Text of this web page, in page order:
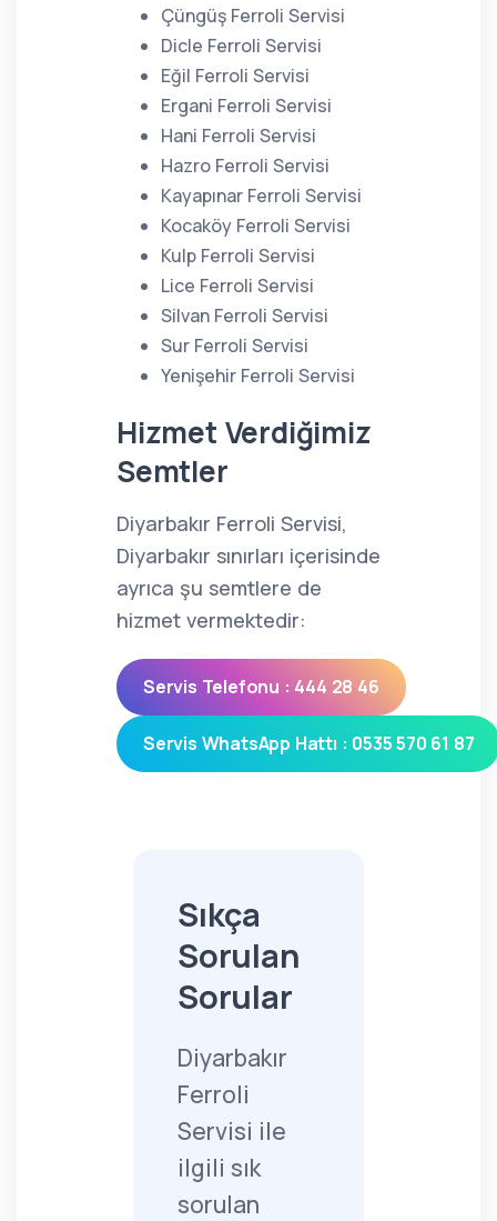
Çüngüş Ferroli Servisi
Dicle Ferroli Servisi
Eğil Ferroli Servisi
Ergani Ferroli Servisi
Hani Ferroli Servisi
Hazro Ferroli Servisi
Kayapınar Ferroli Servisi
Kocaköy Ferroli Servisi
Kulp Ferroli Servisi
Lice Ferroli Servisi
Silvan Ferroli Servisi
Sur Ferroli Servisi
Yenişehir Ferroli Servisi
Hizmet Verdiğimiz
Semtler
Diyarbakır Ferroli Servisi,
Diyarbakır sınırları içerisinde
ayrıca şu semtlere de
hizmet vermektedir:
Servis Telefonu : 444 28 46
Servis WhatsApp Hattı : 0535 570 61 87
Sıkça
Sorulan
Sorular
Diyarbakır
Ferroli
Servisi ile
ilgili sık
sorulan